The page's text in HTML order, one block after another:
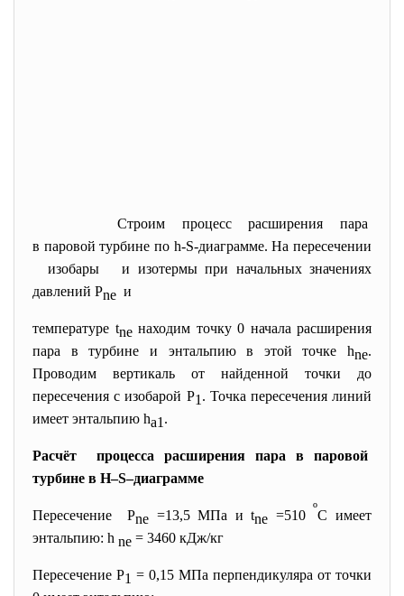
Строим процесс расширения пара
в паровой турбине по h-S-диаграмме. На пересечении
изобары и изотермы при начальных значениях
давлений Рne и
температуре tneнаходим точку 0 начала расширения
пара в турбине и энтальпию в этой точке hne.
Проводим вертикаль от найденной точки до
пересечения с изобарой Р1 . Точка пересечения линий
имеет энтальпию hа1 .
Расчёт процесса расширения пара в паровой
турбине в H–S–диаграмме
Пересечение Рne =13,5 МПа и tne =510 ºС имеет
энтальпию: h ne = 3460 кДж/кг
Пересечение Р1 = 0,15 МПа перпендикуляра от точки